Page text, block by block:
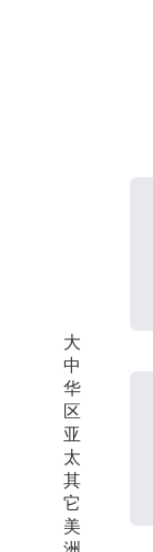
大
中
华
区
亚
太
其
它
美